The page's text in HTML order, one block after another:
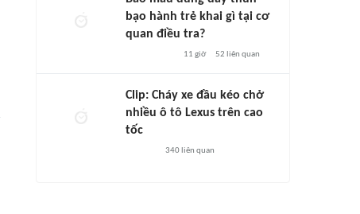
bạo hành trẻ khai gì tại cơ
quan điều tra?
11 giờ 52 liên quan
Clip: Cháy xe đầu kéo chở
nhiều ô tô Lexus trên cao
tốc
340liên quan